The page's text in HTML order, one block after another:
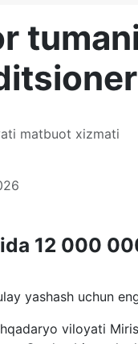
matbuot xizmati
12 000
yashash uchun
viloyati